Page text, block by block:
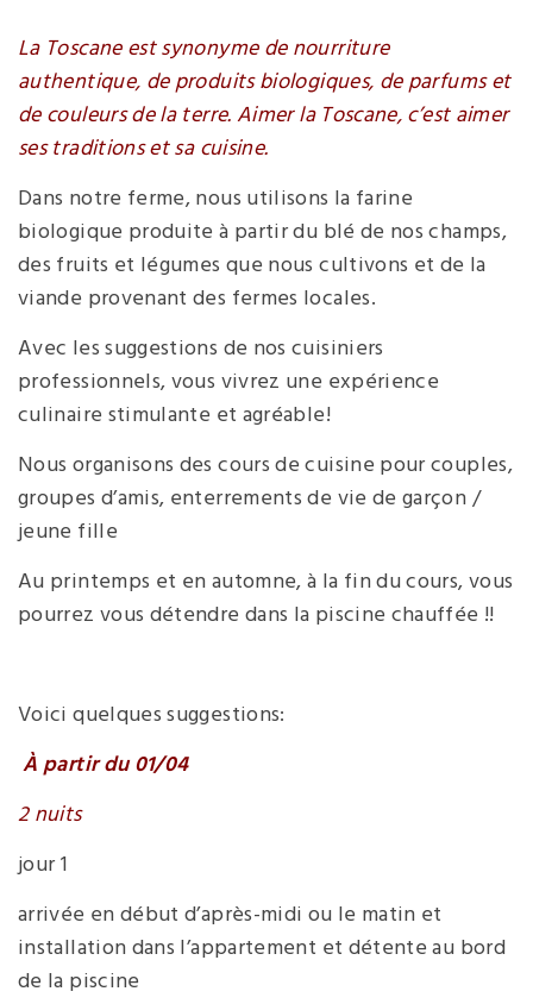
La Toscane est synonyme de nourriture
authentique, de produits biologiques, de parfums et
de couleurs de la terre. Aimer la Toscane, c’est aimer
ses traditions et sa cuisine.
Dans notre ferme, nous utilisons la farine
biologique produite à partir du blé de nos champs,
des fruits et légumes que nous cultivons et de la
viande provenant des fermes locales.
Avec les suggestions de nos cuisiniers
professionnels, vous vivrez une expérience
culinaire stimulante et agréable!
Nous organisons des cours de cuisine pour couples,
groupes d’amis, enterrements de vie de garçon /
jeune fille
Au printemps et en automne, à la fin du cours, vous
pourrez vous détendre dans la piscine chauffée !!
Voici quelques suggestions:
À partir du01/04
2nuits
jour 1
arrivée en début d’après-midi ou le matin et
installation dans l’appartement et détente au bord
de la piscine